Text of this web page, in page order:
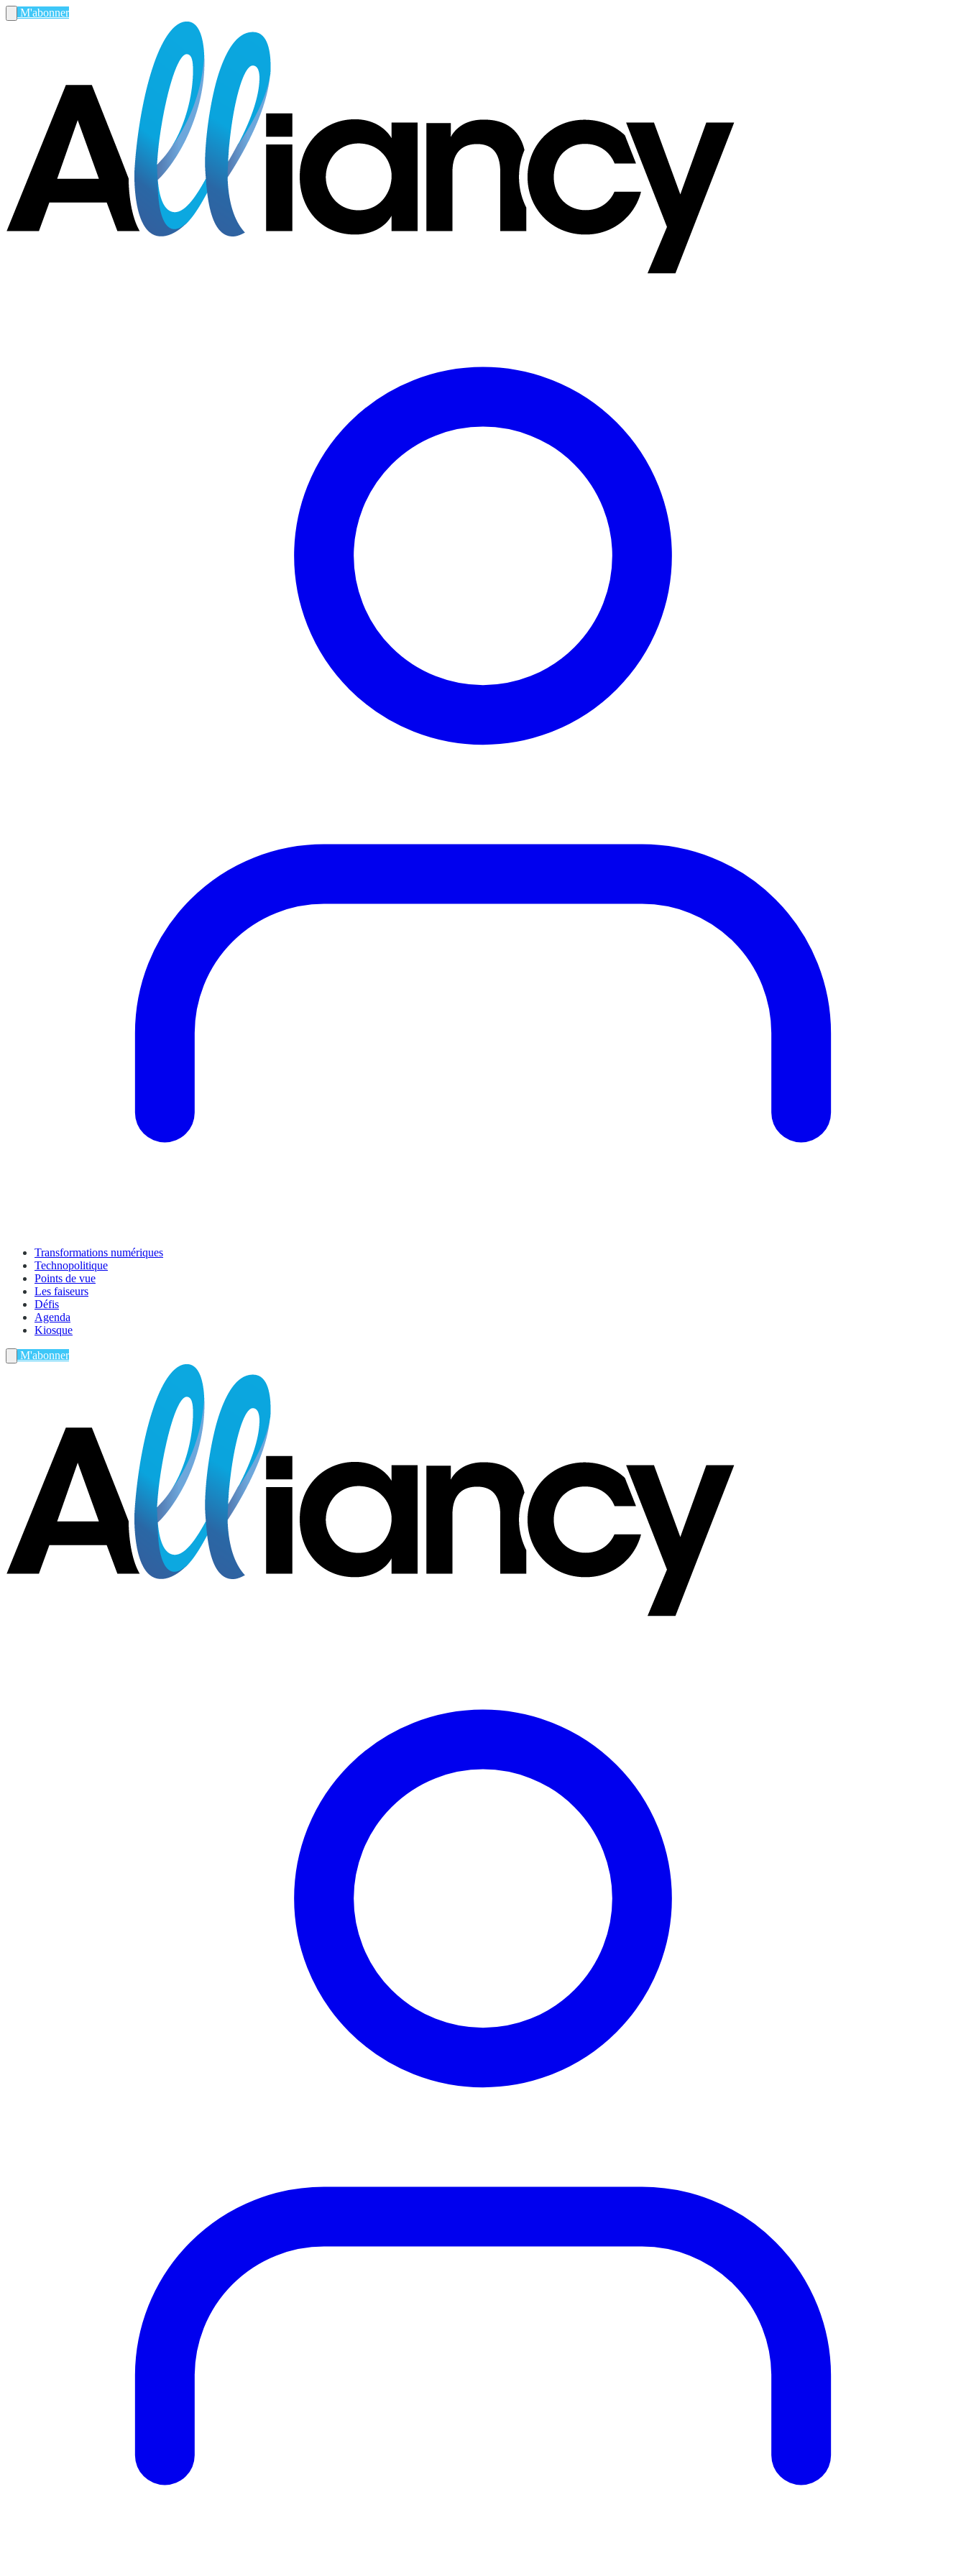
M'abonner
Transformations numériques
Technopolitique
Points de vue
Les faiseurs
Défis
Agenda
Kiosque
M'abonner